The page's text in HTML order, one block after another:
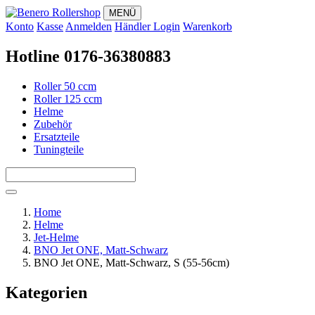
MENÜ
Konto Kasse Anmelden Händler Login Warenkorb
Hotline 0176-36380883
Roller 50 ccm
Roller 125 ccm
Helme
Zubehör
Ersatzteile
Tuningteile
Home
Helme
Jet-Helme
BNO Jet ONE, Matt-Schwarz
BNO Jet ONE, Matt-Schwarz, S (55-56cm)
Kategorien